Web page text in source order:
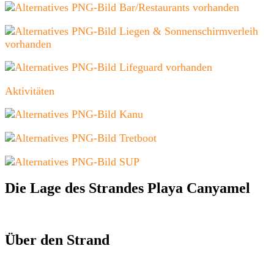
Bar/Restaurants vorhanden
Liegen & Sonnenschirmverleih
vorhanden
Lifeguard vorhanden
Aktivitäten
Kanu
Tretboot
SUP
Die Lage des Strandes Playa Canyamel
Über den Strand